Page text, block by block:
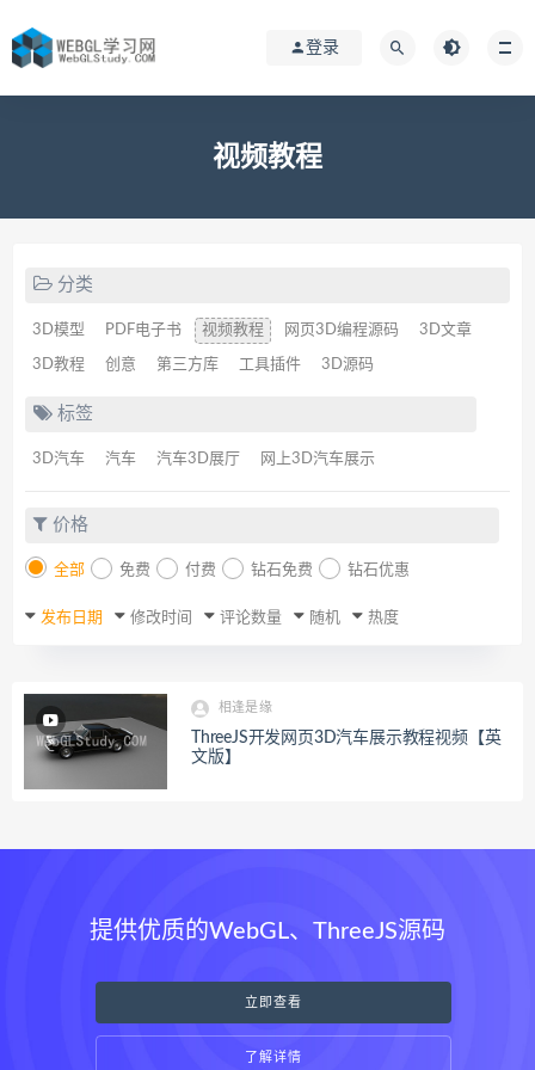
登录
视频教程
分类
3D模型 PDF电子书 视频教程 网页3D编程源码 3D文章
3D教程 创意 第三方库 工具插件 3D源码
标签
3D汽车 汽车 汽车3D展厅 网上3D汽车展示
价格
全部 免费 付费 钻石免费 钻石优惠
发布日期 修改时间 评论数量 随机 热度
相逢是缘
ThreeJS开发网页3D汽车展示教程视频【英
文版】
提供优质的WebGL、ThreeJS源码
立即查看
了解详情